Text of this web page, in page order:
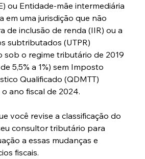
ou Entidade-mãe intermediária
em uma jurisdição que não
de inclusão de renda (IIR) ou a
subtributados (UTPR)
sob o regime tributário de 2019
5,5% a 1%) sem Imposto
Qualificado (QDMTT)
ano fiscal de 2024.
você revise a classificação do
consultor tributário para
a essas mudanças e
fiscais.